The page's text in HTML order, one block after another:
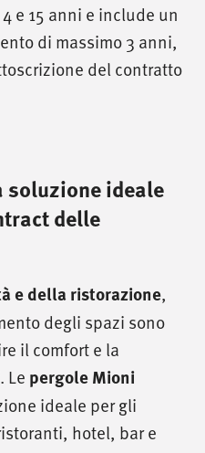
e 15 anni e include un
di massimo 3 anni,
del contratto
soluzione ideale
delle
e della ristorazione,
degli spazi sono
il comfort e la
Le pergole Mioni
ideale per gli
hotel, bar e